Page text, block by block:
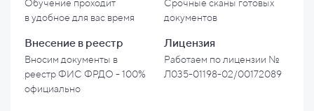
Обучение проходит
вудобное для вас время
Срочные сканы готовых
документов
Внесение в реестр
Вносим документы в
реестр ФИС ФРДО - 100%
официально
Лицензия
Работаем по лицензии №
Л035-01198-02/00172089